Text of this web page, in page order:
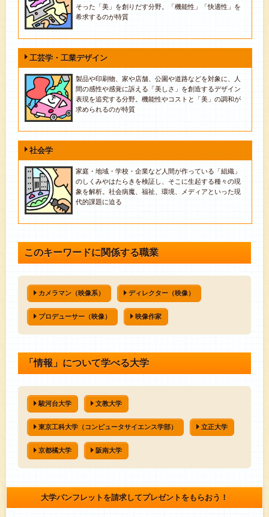
そった「美」を創りだす分野。「機能性」「快適性」を
希求するのが特質
工芸学・工業デザイン
製品や印刷物、家や店舗、公園や道路などを対象に、人
間の感性や感覚に訴える「美しさ」を創造するデザイン
表現を追究する分野。機能性やコストと「美」の調和が
求められるのが特質
社会学
家庭・地域・学校・企業など人間が作っている「組織」
のしくみやはたらきを検証し、そこに生起する種々の現
象を解析。社会病魔、福祉、環境、メディアといった現
代的課題に迫る
このキーワードに関係する職業
カメラマン（映像系） ディレクター（映像）
プロデューサー（映像） 映像作家
「情報」について学べる大学
駿河台大学 文教大学
東京工科大学（コンピュータサイエンス学部） 立正大学
京都橘大学 阪南大学
大学パンフレットを請求してプレゼントをもらおう！